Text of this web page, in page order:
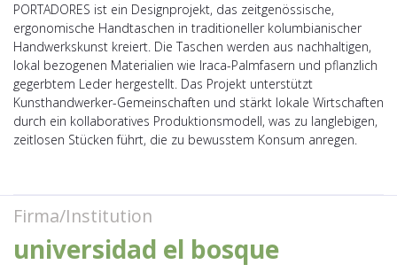
PORTADORES ist ein Designprojekt, das zeitgenössische,
ergonomische Handtaschen in traditioneller kolumbianischer
Handwerkskunst kreiert. Die Taschen werden aus nachhaltigen,
lokal bezogenen Materialien wie Iraca-Palmfasern und pflanzlich
gegerbtem Leder hergestellt. Das Projekt unterstützt
Kunsthandwerker-Gemeinschaften und stärkt lokale Wirtschaften
durch ein kollaboratives Produktionsmodell, was zu langlebigen,
zeitlosen Stücken führt, die zu bewusstem Konsum anregen.
Firma/Institution
universidad el bosque